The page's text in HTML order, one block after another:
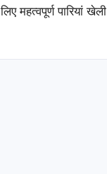
महत्वपूर्ण पारियां